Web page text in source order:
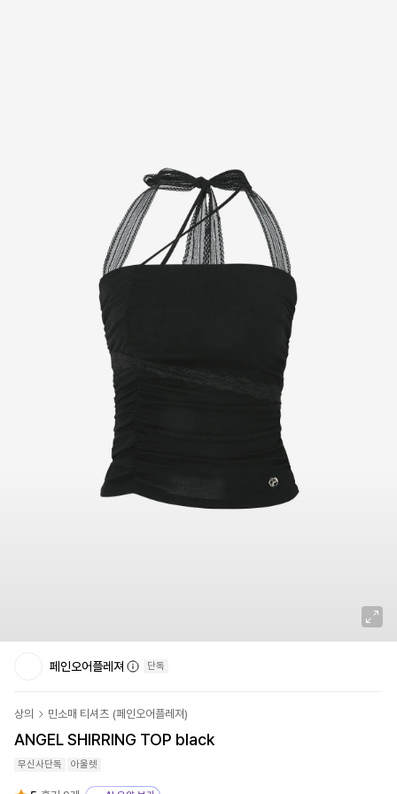
페인오어플레져 단독
상의 민소매 티셔츠 (페인오어플레져)
ANGEL SHIRRING TOP black
무신사단독 아울렛